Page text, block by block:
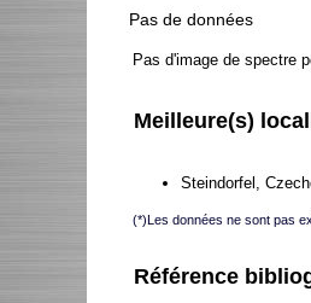
Pas de données
Pas d'image de spectre
Meilleure(s)
Steindorfel,
(*)Les données ne sont pas
Référence